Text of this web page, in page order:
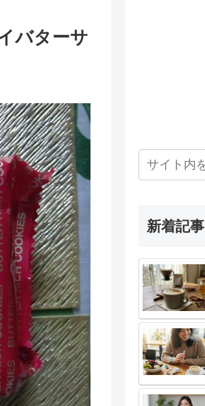
バターサ
新着記事